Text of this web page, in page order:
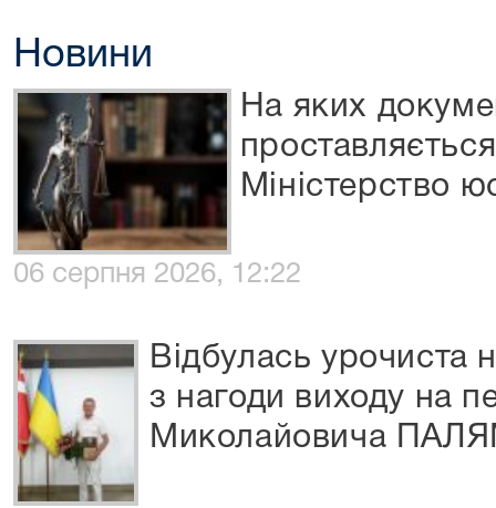
Новини
На яких
Міністерство
06 серпня 2026, 12:22
Відбулась урочиста
з нагоди виходу на
Миколайовича